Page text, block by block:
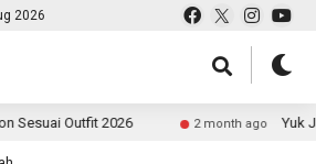
2026
Sesuai Outfit 2026 2 month ago Yuk